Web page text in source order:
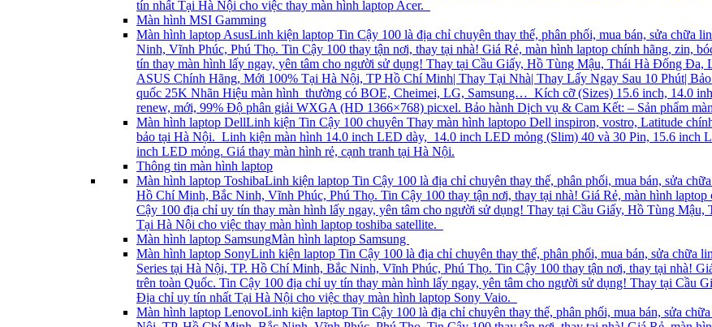
tín nhất Tại Hà Nội cho việc thay màn hình laptop Acer.
Màn hình MSI Gamming
Màn hình laptop AsusLinh kiện laptop Tin Cậy 100 là địa chỉ chuyên thay thế, phân phối, mua bán, sửa chữa
Ninh, Vĩnh Phúc, Phú Thọ. Tin Cậy 100 thay tận nơi, thay tại nhà! Giá Rẻ, màn hình laptop chính hãng, zin,
tín thay màn hình lấy ngay, yên tâm cho người sử dụng! Thay tại Cầu Giấy, Hồ Tùng Mậu, Thái Hà Đống
ASUS Chính Hãng, Mới 100% Tại Hà Nội, TP Hồ Chí Minh| Thay Tại Nhà| Thay Lấy Ngay Sau 10 Phút|
quốc 25K Nhãn Hiệu màn hình thường có BOE, Cheimei, LG, Samsung… Kích cỡ (Sizes) 15.6 inch, 14.0
renew, mới, 99% Độ phân giải WXGA (HD 1366×768) picxel. Bảo hành Dịch vụ & Cam Kết: – Sản phẩm
Màn hình laptop DellLinh kiện Tin Cậy 100 chuyên Thay màn hình laptopo Dell inspiron, vostro, Latitude
bảo tại Hà Nội. Linh kiện màn hình 14.0 inch LED dày, 14.0 inch LED mỏng (Slim) 40 và 30 Pin, 15.6 inch
inch LED mỏng. Giá thay màn hình rẻ, cạnh tranh tại Hà Nội.
Thông tin màn hình laptop
Màn hình laptop ToshibaLinh kiện laptop Tin Cậy 100 là địa chỉ chuyên thay thế, phân phối, mua bán, sửa
Hồ Chí Minh, Bắc Ninh, Vĩnh Phúc, Phú Thọ. Tin Cậy 100 thay tận nơi, thay tại nhà! Giá Rẻ, màn hình
Cậy 100 địa chỉ uy tín thay màn hình lấy ngay, yên tâm cho người sử dụng! Thay tại Cầu Giấy, Hồ Tùng
Tại Hà Nội cho việc thay màn hình laptop toshiba satellite.
Màn hình laptop SamsungMàn hình laptop Samsung
Màn hình laptop SonyLinh kiện laptop Tin Cậy 100 là địa chỉ chuyên thay thế, phân phối, mua bán, sửa chữa
Series tại Hà Nội, TP. Hồ Chí Minh, Bắc Ninh, Vĩnh Phúc, Phú Thọ. Tin Cậy 100 thay tận nơi, thay tại nhà!
trên toàn Quốc. Tin Cậy 100 địa chỉ uy tín thay màn hình lấy ngay, yên tâm cho người sử dụng! Thay tại
Địa chỉ uy tín nhất Tại Hà Nội cho việc thay màn hình laptop Sony Vaio.
Màn hình laptop LenovoLinh kiện laptop Tin Cậy 100 là địa chỉ chuyên thay thế, phân phối, mua bán, sửa